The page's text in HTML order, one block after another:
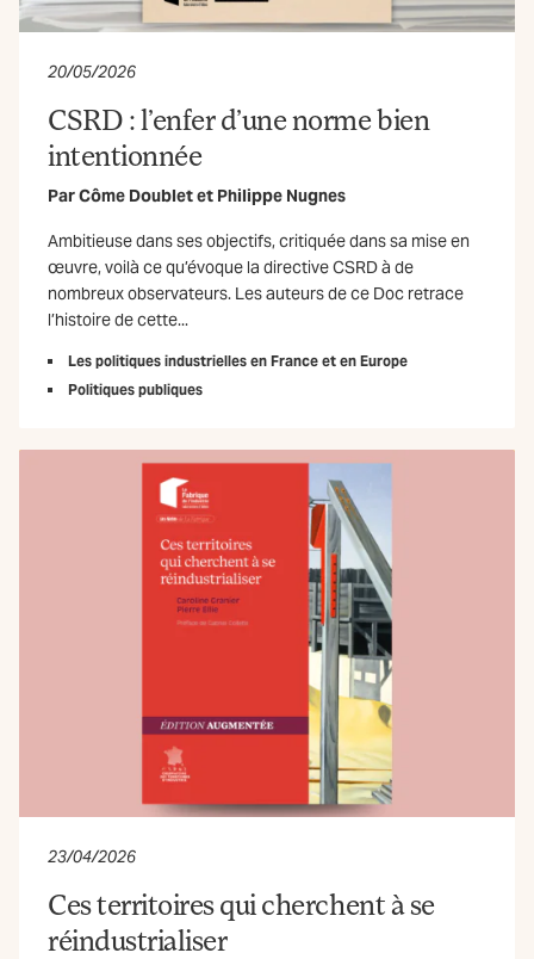
20/05/2026
CSRD : l’enfer d’une norme bien
intentionnée
ParCôme Doubletet Philippe Nugnes
Ambitieuse dans ses objectifs, critiquée dans sa mise en
œuvre, voilà ce qu’évoque la directive CSRD à de
nombreux observateurs. Les auteurs de ce Doc retrace
l’histoire de cette...
Les politiques industrielles en France et en Europe
Politiques publiques
23/04/2026
Ces territoires qui cherchent à se
réindustrialiser